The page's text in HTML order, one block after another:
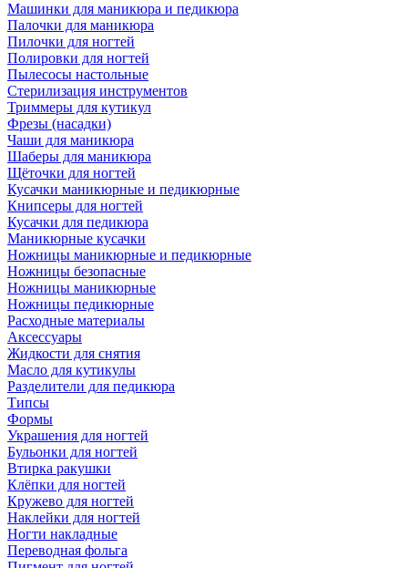
Машинки для маникюра и педикюра
Палочки для маникюра
Пилочки для ногтей
Полировки для ногтей
Пылесосы настольные
Стерилизация инструментов
Триммеры для кутикул
Фрезы (насадки)
Чаши для маникюра
Шаберы для маникюра
Щёточки для ногтей
Кусачки маникюрные и педикюрные
Книпсеры для ногтей
Кусачки для педикюра
Маникюрные кусачки
Ножницы маникюрные и педикюрные
Ножницы безопасные
Ножницы маникюрные
Ножницы педикюрные
Расходные материалы
Аксессуары
Жидкости для снятия
Масло для кутикулы
Разделители для педикюра
Типсы
Формы
Украшения для ногтей
Бульонки для ногтей
Втирка ракушки
Клёпки для ногтей
Кружево для ногтей
Наклейки для ногтей
Ногти накладные
Переводная фольга